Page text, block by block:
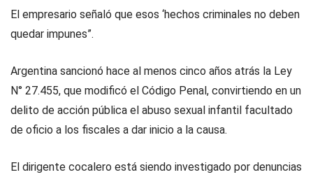
El empresario señaló que esos ‘hechos criminales no deben
quedar impunes”.
Argentina sancionó hace al menos cinco años atrás la Ley
N° 27.455, que modificó el Código Penal, convirtiendo en un
delito de acción pública el abuso sexual infantil facultado
de oficio a los fiscales a dar inicio a la causa.
El dirigente cocalero está siendo investigado por denuncias